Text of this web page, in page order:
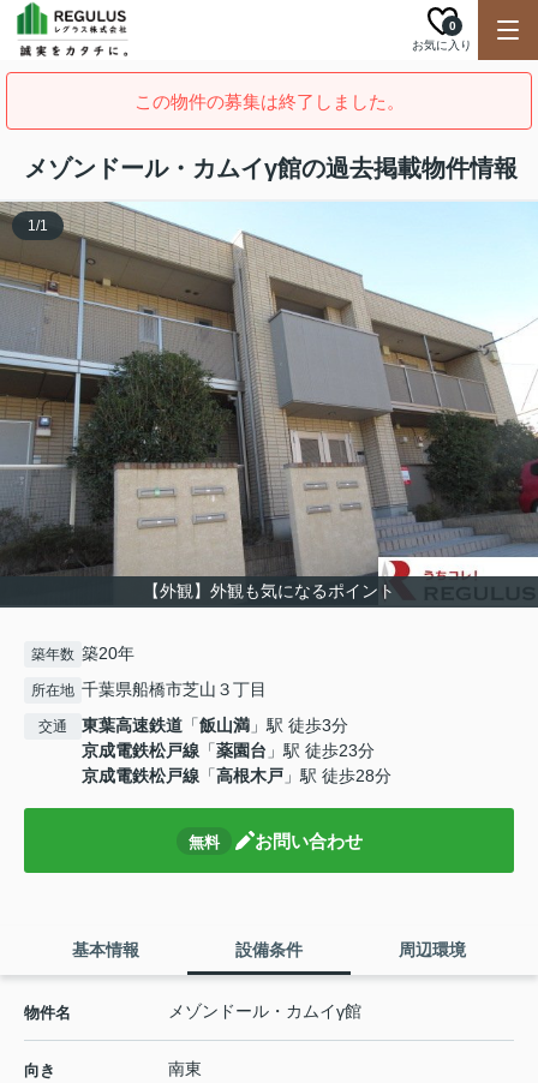
お気に入り
0
この物件の募集は終了しました。
メゾンドール・カムイγ館の過去掲載物件情報
【外観】外観も気になるポイント
1/1
築年数 築20年
所在地 千葉県船橋市芝山３丁目
交通 東葉高速鉄道 「飯山満 」駅 徒歩3分
京成電鉄松戸線 「薬園台 」駅 徒歩23分
京成電鉄松戸線 「高根木戸 」駅 徒歩28分
無料 お問い合わせ
基本情報 設備条件 周辺環境
物件名 メゾンドール・カムイγ館
向き 南東